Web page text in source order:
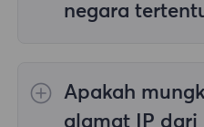
negara
negara/wilayah di
Perumahan Tanpa
Apakah
alamat IP dari